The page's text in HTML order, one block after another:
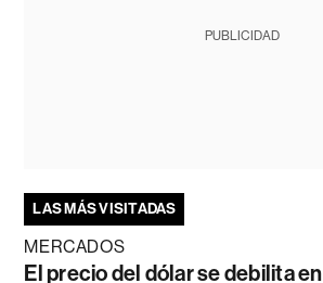
PUBLICIDAD
LAS MÁS VISITADAS
MERCADOS
El precio del dólar se debilita en